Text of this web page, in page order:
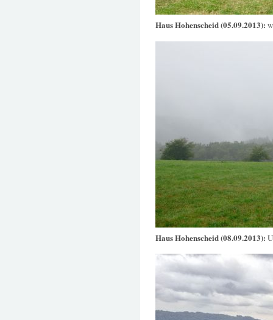
Haus Hohenscheid (05.09.2013):
Haus Hohenscheid (08.09.2013):